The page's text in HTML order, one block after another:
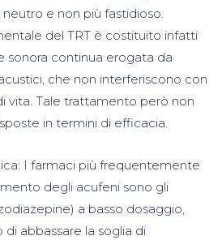
e non più fastidioso.
del TRT è costituito infatti
sonora continua erogata da
che non interferiscono con
vita. Tale trattamento però non
in termini di efficacia.
I farmaci più frequentemente
degli acufeni sono gli
a basso dosaggio,
abbassare la soglia di